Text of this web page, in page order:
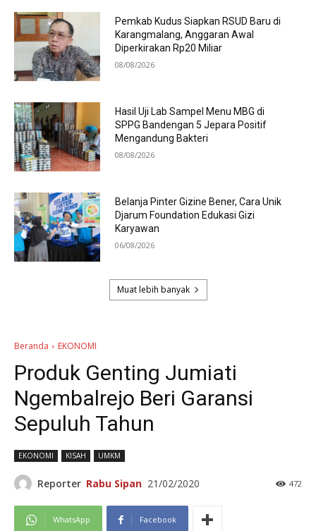
Pemkab Kudus Siapkan RSUD Baru di
Karangmalang, Anggaran Awal
Diperkirakan Rp20 Miliar
08/08/2026
Hasil Uji Lab Sampel Menu MBG di
SPPG Bandengan 5 Jepara Positif
Mengandung Bakteri
08/08/2026
Belanja Pinter Gizine Bener, Cara Unik
Djarum Foundation Edukasi Gizi
Karyawan
06/08/2026
Muat lebih banyak